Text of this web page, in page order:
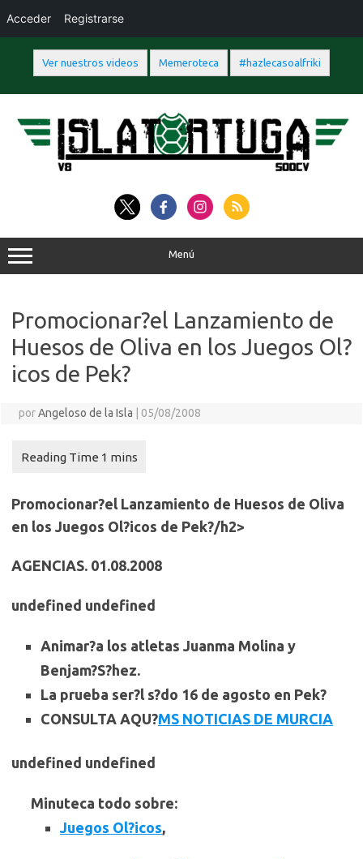
Ver nuestros videos Memeroteca #hazlecasoalfriki
contenido
Menú
Promocionar?el Lanzamiento de
Huesos de Oliva en los Juegos Ol?
icos de Pek?
porAngeloso de la Isla 05/08/2008
Promocionar?el Lanzamiento de Huesos de Oliva
en los Juegos Ol?icos de Pek?/h2>
AGENCIAS. 01.08.2008
undefined undefined
Animar?a los atletas Juanma Molina y
Benjam?S?hez.
La prueba ser?l s?do 16 de agosto en Pek?
CONSULTA AQU?MS NOTICIAS DE MURCIA
undefined undefined
Minuteca todo sobre:
Juegos Ol?icos,
Acceder Registrarse